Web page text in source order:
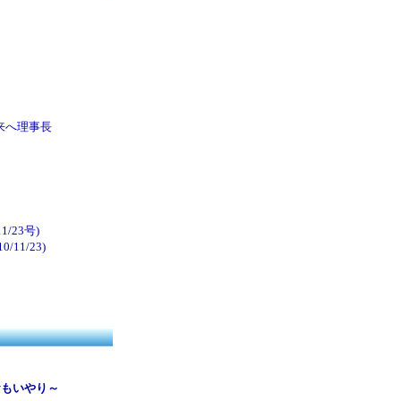
へ理事長
23号)
11/23)
いやり～